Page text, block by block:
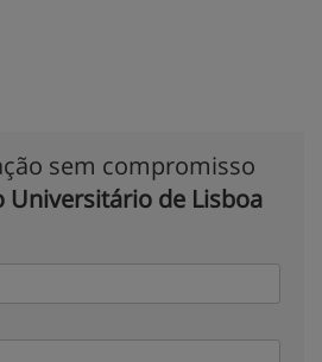
sem compromisso
Universitário de Lisboa